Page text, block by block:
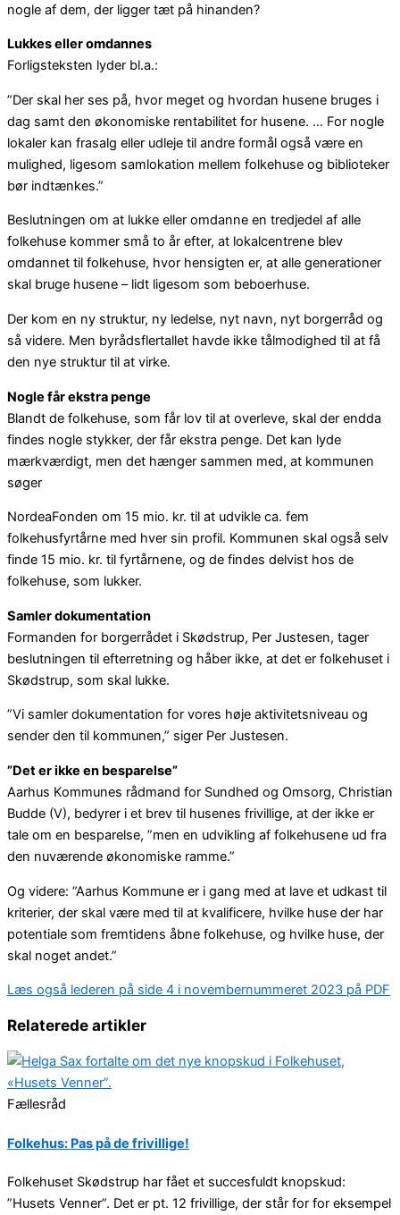
nogle af dem, der ligger tæt på hinanden?
Lukkes eller omdannes
Forligsteksten lyder bl.a.:
”Der skal her ses på, hvor meget og hvordan husene bruges i
dag samt den økonomiske rentabilitet for husene. … For nogle
lokaler kan frasalg eller udleje til andre formål også være en
mulighed, ligesom samlokation mellem folkehuse og biblioteker
bør indtænkes.”
Beslutningen om at lukke eller omdanne en tredjedel af alle
folkehuse kommer små to år efter, at lokalcentrene blev
omdannet til folkehuse, hvor hensigten er, at alle generationer
skal bruge husene – lidt ligesom som beboerhuse.
Der kom en ny struktur, ny ledelse, nyt navn, nyt borgerråd og
så videre. Men byrådsflertallet havde ikke tålmodighed til at få
den nye struktur til at virke.
Nogle får ekstra penge
Blandt de folkehuse, som får lov til at overleve, skal der endda
findes nogle stykker, der får ekstra penge. Det kan lyde
mærkværdigt, men det hænger sammen med, at kommunen
søger
NordeaFonden om 15 mio. kr. til at udvikle ca. fem
folkehusfyrtårne med hver sin profil. Kommunen skal også selv
finde 15 mio. kr. til fyrtårnene, og de findes delvist hos de
folkehuse, som lukker.
Samler dokumentation
Formanden for borgerrådet i Skødstrup, Per Justesen, tager
beslutningen til efterretning og håber ikke, at det er folkehuset i
Skødstrup, som skal lukke.
”Vi samler dokumentation for vores høje aktivitetsniveau og
sender den til kommunen,” siger Per Justesen.
”Det er ikke en besparelse”
Aarhus Kommunes rådmand for Sundhed og Omsorg, Christian
Budde (V), bedyrer i et brev til husenes frivillige, at der ikke er
tale om en besparelse, ”men en udvikling af folkehusene ud fra
den nuværende økonomiske ramme.”
Og videre: ”Aarhus Kommune er i gang med at lave et udkast til
kriterier, der skal være med til at kvalificere, hvilke huse der har
potentiale som fremtidens åbne folkehuse, og hvilke huse, der
skal noget andet.”
Læs også lederen på side 4 i novembernummeret 2023 på PDF
Relaterede artikler
Fællesråd
Folkehus: Pas på de frivillige!
Folkehuset Skødstrup har fået et succesfuldt knopskud:
”Husets Venner”. Det er pt. 12 frivillige, der står for for eksempel